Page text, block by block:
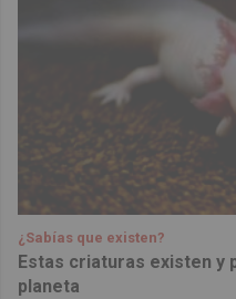
¿Sabías que existen?
Estas criaturas existen y
planeta